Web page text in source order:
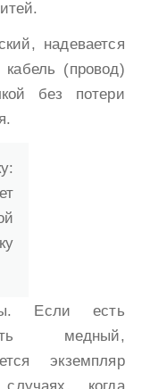
надевается
(провод)
без потери
Если есть
медный,
экземпляр